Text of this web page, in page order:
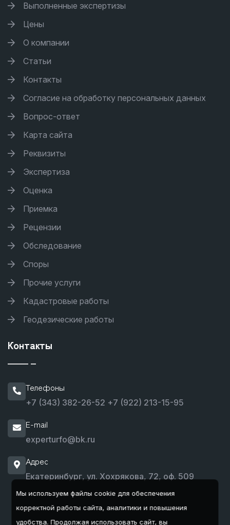
Выполненные экспертизы
Цены
О компании
Статьи
Контакты
Согласие на обработку персональных данных
Вопрос-ответ
Карта сайта
Реквизиты
Экспертиза
Оценка
Приемка
Рецензии
Обследование
Споры
Прочие услуги
Кадастровые работы
Геодезические работы
Контакты
Телефоны
+7 (343) 382-26-52 +7 (922) 213-15-95
E-mail
experturfo@bk.ru
Адрес
Екатеринбург, ул. Хохрякова, 72, оф. 509
Мы используем файлы cookie для обеспечения
корректной работы сайта, аналитики и повышения
удобства. Продолжая использовать сайт, вы